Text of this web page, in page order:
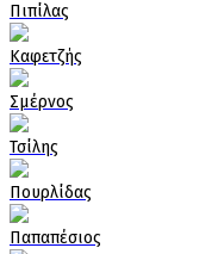
Πιπίλας
Καφετζής
Σμέρνος
Τσίλης
Πουρλίδας
Παπαπέσιος